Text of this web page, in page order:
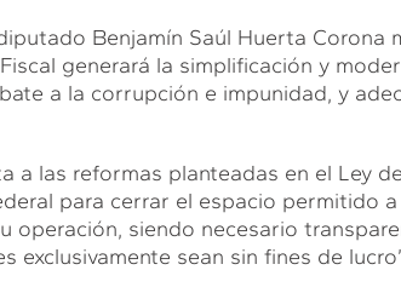
Benjamín Saúl Huerta
generará la simplificación y
a la corrupción e impunidad, y
a las reformas planteadas en el Ley
para cerrar el espacio permitido
operación, siendo necesario
exclusivamente sean sin fines de